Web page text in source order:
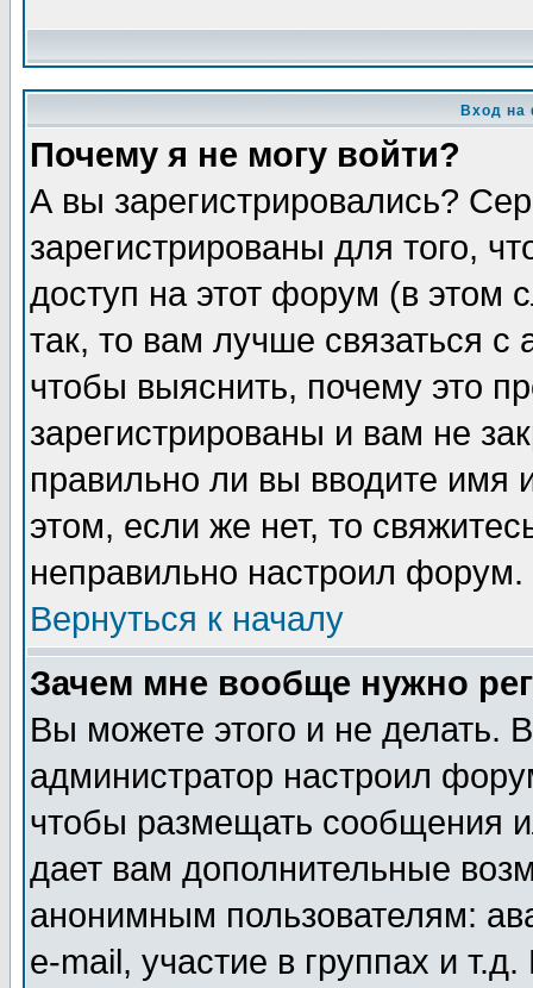
Вход на
Почему я не могу войти?
А вы зарегистрировались?
зарегистрированы для того,
доступ на этот форум (в этом
так, то вам лучше связаться
чтобы выяснить, почему это
зарегистрированы и вам не
правильно ли вы вводите
этом, если же нет, то
неправильно настроил форум.
Вернуться к началу
Зачем мне вообще нужно
Вы можете этого и не делать.
администратор настроил
чтобы размещать сообщения
дает вам дополнительные
анонимным пользователям:
e-mail, участие в группах и